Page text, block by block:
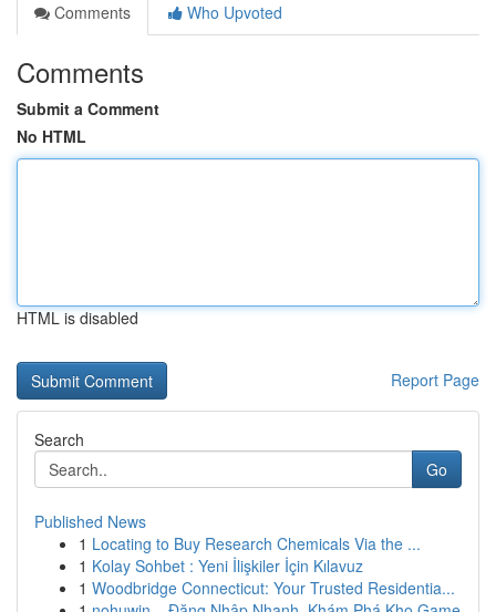
Comments
Who Upvoted
Comments
Submit a Comment
No HTML
HTML is disabled
Report Page
Search
Go
Published News
1 Locating to Buy Research Chemicals Via the ...
1 Kolay Sohbet : Yeni İlişkiler İçin Kılavuz
1 Woodbridge Connecticut: Your Trusted Residentia...